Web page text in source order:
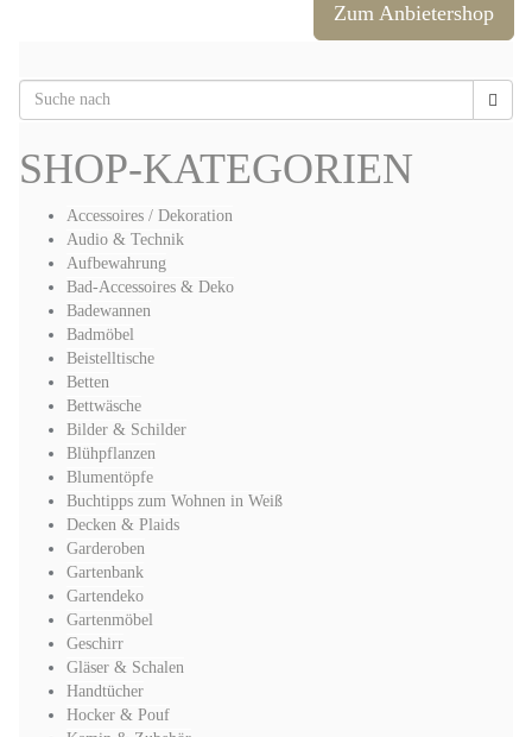
Zum Anbietershop
SHOP-KATEGORIEN
Accessoires / Dekoration
Audio & Technik
Aufbewahrung
Bad-Accessoires & Deko
Badewannen
Badmöbel
Beistelltische
Betten
Bettwäsche
Bilder & Schilder
Blühpflanzen
Blumentöpfe
Buchtipps zum Wohnen in Weiß
Decken & Plaids
Garderoben
Gartenbank
Gartendeko
Gartenmöbel
Geschirr
Gläser & Schalen
Handtücher
Hocker & Pouf